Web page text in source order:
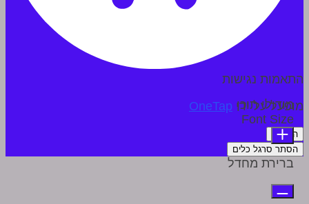
התאמות נגישות
מופעל על ידי OneTap
הצהרה
הסתר סרגל כלים
מודולי תוכן
Font Size
ברירת מחדל